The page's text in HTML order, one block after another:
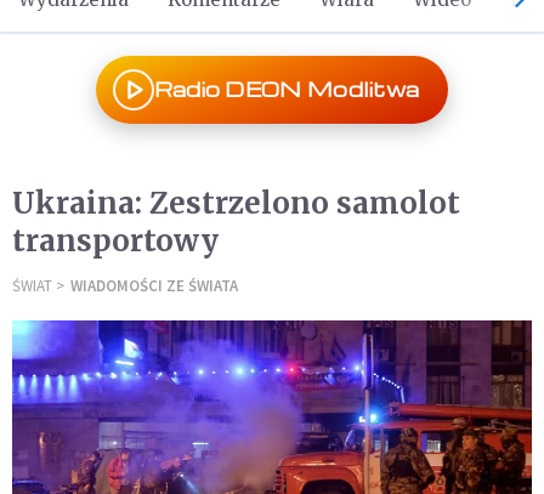
Radio DEON Modlitwa
Ukraina: Zestrzelono samolot
transportowy
ŚWIAT WIADOMOŚCI ZE ŚWIATA